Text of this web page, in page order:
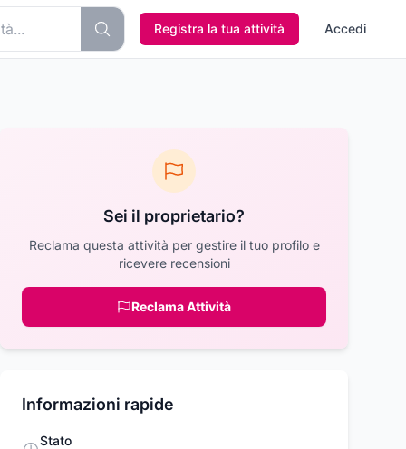
Registra la tua attività Accedi
Sei il proprietario?
Reclama questa attività per gestire il tuo profilo e
ricevere recensioni
Reclama Attività
Informazioni rapide
Stato